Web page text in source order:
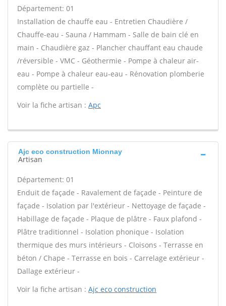
Département: 01
Installation de chauffe eau - Entretien Chaudière /
Chauffe-eau - Sauna / Hammam - Salle de bain clé en
main - Chaudière gaz - Plancher chauffant eau chaude
/réversible - VMC - Géothermie - Pompe à chaleur air-
eau - Pompe à chaleur eau-eau - Rénovation plomberie
complète ou partielle -
Voir la fiche artisan : Apc
Ajc eco construction Mionnay
Artisan
Département: 01
Enduit de façade - Ravalement de façade - Peinture de
façade - Isolation par l'extérieur - Nettoyage de façade -
Habillage de façade - Plaque de plâtre - Faux plafond -
Plâtre traditionnel - Isolation phonique - Isolation
thermique des murs intérieurs - Cloisons - Terrasse en
béton / Chape - Terrasse en bois - Carrelage extérieur -
Dallage extérieur -
Voir la fiche artisan : Ajc eco construction